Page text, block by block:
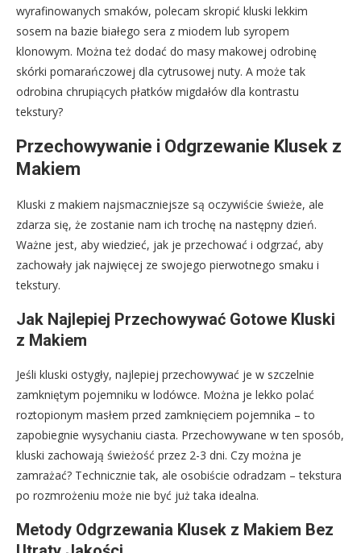
wyrafinowanych smaków, polecam skropić kluski lekkim
sosem na bazie białego sera z miodem lub syropem
klonowym. Można też dodać do masy makowej odrobinę
skórki pomarańczowej dla cytrusowej nuty. A może tak
odrobina chrupiących płatków migdałów dla kontrastu
tekstury?
Przechowywanie i Odgrzewanie Klusek z
Makiem
Kluski z makiem najsmaczniejsze są oczywiście świeże, ale
zdarza się, że zostanie nam ich trochę na następny dzień.
Ważne jest, aby wiedzieć, jak je przechować i odgrzać, aby
zachowały jak najwięcej ze swojego pierwotnego smaku i
tekstury.
Jak Najlepiej Przechowywać Gotowe Kluski
z Makiem
Jeśli kluski ostygły, najlepiej przechowywać je w szczelnie
zamkniętym pojemniku w lodówce. Można je lekko polać
roztopionym masłem przed zamknięciem pojemnika – to
zapobiegnie wysychaniu ciasta. Przechowywane w ten sposób,
kluski zachowają świeżość przez 2-3 dni. Czy można je
zamrażać? Technicznie tak, ale osobiście odradzam – tekstura
po rozmrożeniu może nie być już taka idealna.
Metody Odgrzewania Klusek z Makiem Bez